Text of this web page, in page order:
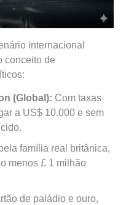
internacional
conceito de
(Global): Com taxas
a US$ 10.000 e sem
família real britânica,
menos £ 1 milhão
de paládio e ouro,